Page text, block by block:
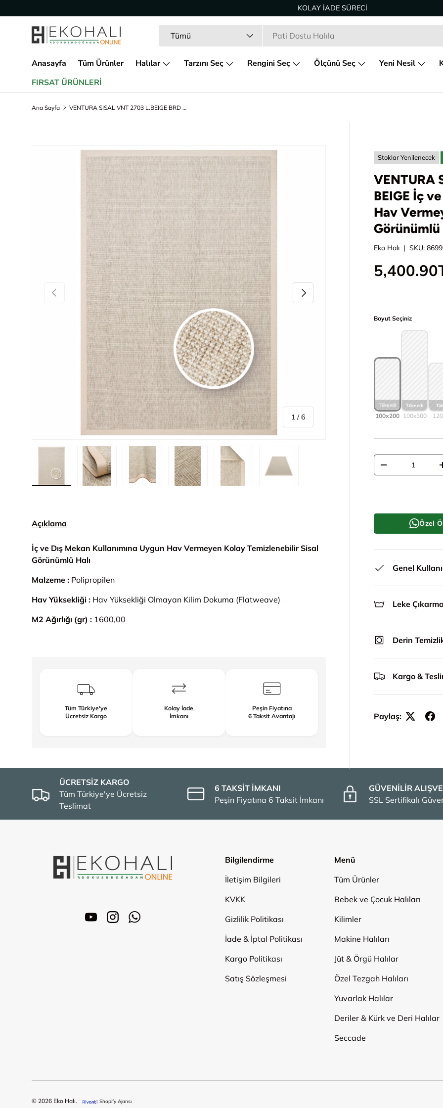
İçeriğe geç
KOLAY İADE SÜRECİ
Tümü
Anasayfa Tüm Ürünler Halılar Tarzını Seç Rengini Seç Ölçünü Seç Yeni Nesil
FIRSAT ÜRÜNLERİ
Ana Sayfa VENTURA SISAL VNT 2703 L.BEIGE BRD BEIGE İç ve Dış Mekan Kullanımına Uygun Hav Vermeyen Kolay Temizlenebilir Sisal Görünümlü Halı
Ürün bilgisine geç
Önceki
1 //6
Sonraki
Stoklar Yenilenecek
VENTURA
BEIGE İç
Hav
Görünümlü
Eko Halı |SKU:
İndirimli
Boyut Seçiniz
100x200 100x300
Adet
Adeti azalt
Özel
Genel
Leke Çıkarma
Derin
Kargo &
Paylaş:
Açıklama
İç ve Dış Mekan Kullanımına Uygun Hav Vermeyen Kolay Temizlenebilir Sisal
Görünümlü Halı
Malzeme : Polipropilen
Hav Yüksekliği : Hav Yüksekliği Olmayan Kilim Dokuma (Flatweave)
M2 Ağırlığı (gr) : 1600,00
Tüm Türkiye'ye
Ücretsiz Kargo
Kolay İade
İmkanı
Peşin Fiyatına
6 Taksit Avantajı
ÜCRETSİZ KARGO
Tüm Türkiye'ye Ücretsiz
Teslimat
6 TAKSİT İMKANI
Peşin Fiyatına 6 Taksit İmkanı
GÜVENİLİR
SSL Sertifikalı
YouTubeInstagramWhatsApp
Bilgilendirme
İletişim Bilgileri
KVKK
Gizlilik Politikası
İade & İptal Politikası
Kargo Politikası
Satış Sözleşmesi
Menü
Tüm Ürünler
Bebek ve Çocuk Halıları
Kilimler
Makine Halıları
Jüt & Örgü Halılar
Özel Tezgah Halıları
Yuvarlak Halılar
Deriler & Kürk ve Deri Halılar
Seccade
© 2026 Eko Halı. Shopify Ajansı